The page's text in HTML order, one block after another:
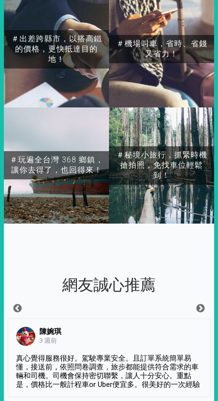
＃出差跨縣市，以搭高鐵
的價格，更快抵達目的
地！
＃玩遍全台灣 368 鄉鎮，
讓你去得了，也回得來！
＃秘境小旅行，抓緊時機
搶拍照，免找車位輕鬆
到！
＃機場叫車，省時、省錢
又省力！
網友誠心推薦
陳婉琪
3 週前
真心覺得服務很好。駕駛專業安全。且訂單系統簡單易
懂，接送前，依照問卷調查，旅步都能提供符合需求的車
輛和司機。司機會保持密切聯繫，讓人十分安心。重點
是，價格比一般計程車or Uber便宜多。很美好的一次經驗